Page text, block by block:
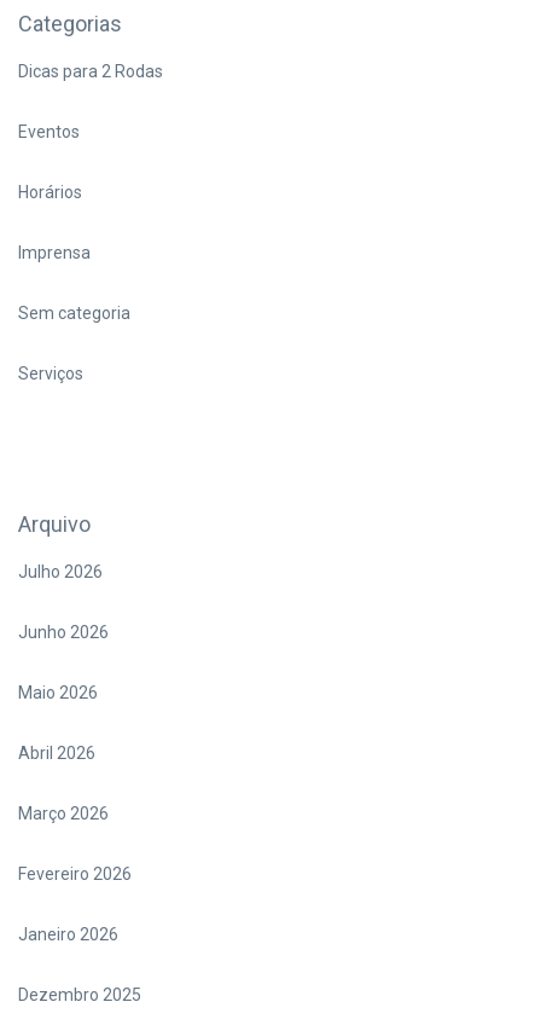
Categorias
Dicas para 2 Rodas
Eventos
Horários
Imprensa
Sem categoria
Serviços
Arquivo
Julho 2026
Junho 2026
Maio 2026
Abril 2026
Março 2026
Fevereiro 2026
Janeiro 2026
Dezembro 2025